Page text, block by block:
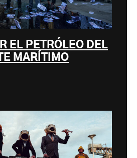
EL PETRÓLEO DEL
MARÍTIMO